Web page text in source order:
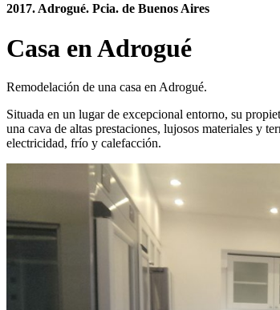
2017. Adrogué. Pcia. de Buenos Aires
Casa en Adrogué
Remodelación de una casa en Adrogué.
Situada en un lugar de excepcional entorno, su
una cava de altas prestaciones, lujosos materiales y
electricidad, frío y calefacción.